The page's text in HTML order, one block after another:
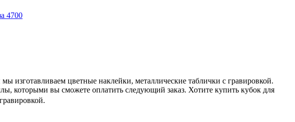
4700
изготавливаем цветные наклейки, металлические таблички с гравировкой.
которыми вы сможете оплатить следующий заказ. Хотите купить кубок для